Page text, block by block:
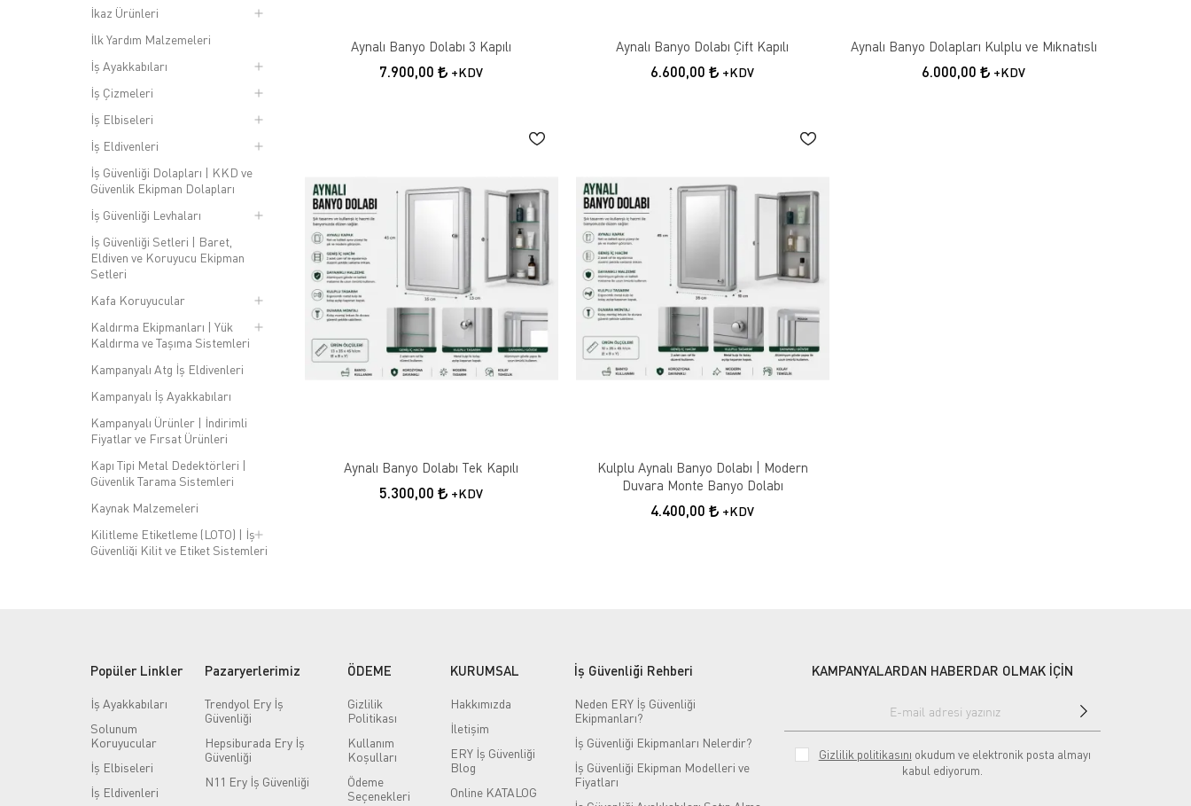
İkaz Ürünleri
İlk Yardım Malzemeleri
İş Ayakkabıları
İş Çizmeleri
İş Elbiseleri
İş Eldivenleri
İş Güvenliği Dolapları | KKD ve
Güvenlik Ekipman Dolapları
İş Güvenliği Levhaları
İş Güvenliği Setleri | Baret,
Eldiven ve Koruyucu Ekipman
Setleri
Kafa Koruyucular
Kaldırma Ekipmanları | Yük
Kaldırma ve Taşıma Sistemleri
Kampanyalı Atg İş Eldivenleri
Kampanyalı İş Ayakkabıları
Kampanyalı Ürünler | İndirimli
Fiyatlar ve Fırsat Ürünleri
Kapı Tipi Metal Dedektörleri |
Güvenlik Tarama Sistemleri
Kaynak Malzemeleri
Kilitleme Etiketleme (LOTO) | İş
Güvenliği Kilit ve Etiket Sistemleri
Kulak Koruyucular
Küllük | Dış Mekan ve Endüstriyel
Medikal Sabo Terlik
Outdoor & Deniz Ürünleri | Kamp,
Deniz ve Su Sporları Ekipmanları
Aynalı Banyo Dolabı 3 Kapılı
7.900,00 +KDV
Aynalı Banyo Dolabı Çift Kapılı
6.600,00 +KDV
Aynalı Banyo Dolapları Kulplu ve Mıknatıslı
6.000,00 +KDV
Aynalı Banyo Dolabı Tek Kapılı
5.300,00 +KDV
Kulplu Aynalı Banyo Dolabı | Modern
Duvara Monte Banyo Dolabı
4.400,00 +KDV
Popüler Linkler
İş Ayakkabıları
Solunum
Koruyucular
İş Elbiseleri
İş Eldivenleri
Pazaryerlerimiz
Trendyol Ery İş
Güvenliği
Hepsiburada Ery İş
Güvenliği
N11 Ery İş Güvenliği
ÖDEME
Gizlilik
Politikası
Kullanım
Koşulları
Ödeme
Seçenekleri
KURUMSAL
Hakkımızda
İletişim
ERY İş Güvenliği
Blog
Online KATALOG
İş Güvenliği Rehberi
Neden ERY İş Güvenliği
Ekipmanları?
İş Güvenliği Ekipmanları Nelerdir?
İş Güvenliği Ekipman Modelleri ve
Fiyatları
KAMPANYALARDAN HABERDAR OLMAK İÇİN
Gizlilik politikasını okudum ve elektronik posta almayı
kabul ediyorum.